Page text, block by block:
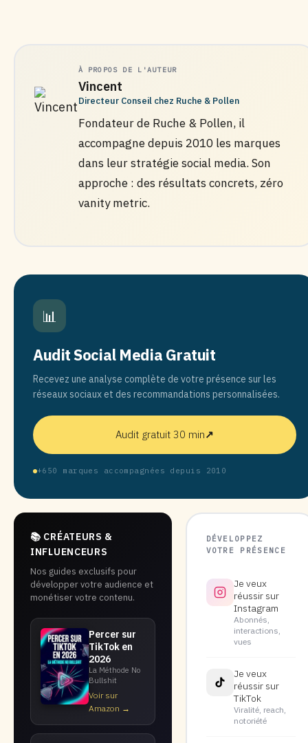
À PROPOS DE L'AUTEUR
Vincent
Directeur Conseil chez Ruche & Pollen
Fondateur de Ruche & Pollen, il
accompagne depuis 2010 les marques
dans leur stratégie social media. Son
approche : des résultats concrets, zéro
vanity metric.
📊
Audit Social Media Gratuit
Recevez une analyse complète de votre présence sur les
réseaux sociaux et des recommandations personnalisées.
Audit gratuit 30 min↗
+650 marques accompagnées depuis 2010
📚 CRÉATEURS &
INFLUENCEURS
Nos guides exclusifs pour
développer votre audience et
monétiser votre contenu.
Percer sur
TikTok en
2026
La Méthode No
Bullshit
Voir sur
Amazon →
DÉVELOPPEZ
VOTRE PRÉSENCE
Je veux
réussir sur
Instagram
Abonnés,
interactions,
vues
Je veux
réussir sur
TikTok
Viralité, reach,
notoriété